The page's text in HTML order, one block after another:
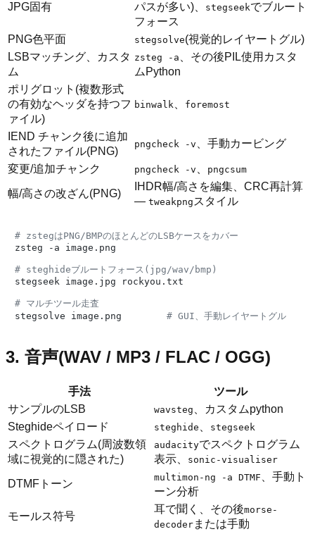
JPG固有
パスが多い)、
stegseekでブルート
フォース
PNG色平面
stegsolve(視覚的レイヤートグル)
LSBマッチング、カスタ
ム
zsteg -a
、その後PIL使用カスタ
ムPython
ポリグロット(複数形式
の有効なヘッダを持つフ
ァイル)
binwalk foremost
IEND チャンク後に追加
されたファイル(PNG)
pngcheck -v 、手動カービング
変更/追加チャンク pngcheck -v pngcsum
幅/高さの改ざん(PNG)
IHDR幅/高さを編集、CRC再計算
— tweakpng スタイル
# zstegはPNG/BMPのほとんどのLSBケースをカバー
zsteg -a image.png
# steghideブルートフォース(jpg/wav/bmp)
stegseek image.jpg rockyou.txt
# マルチツール走査
stegsolve image.png # GUI、手動レイヤートグル
3. 音声(WAV / MP3 / FLAC / OGG)
手法
ツール
サンプルのLSB
wavsteg
、カスタムpython
Steghideペイロード
steghide stegseek
スペクトログラム(周波数領
域に視覚的に隠された)
audacityでスペクトログラム
表示、
sonic-visualiser
DTMFトーン
multimon-ng -a DTMF
、手動ト
ーン分析
モールス符号
耳で聞く、その後morse-
decoder または手動